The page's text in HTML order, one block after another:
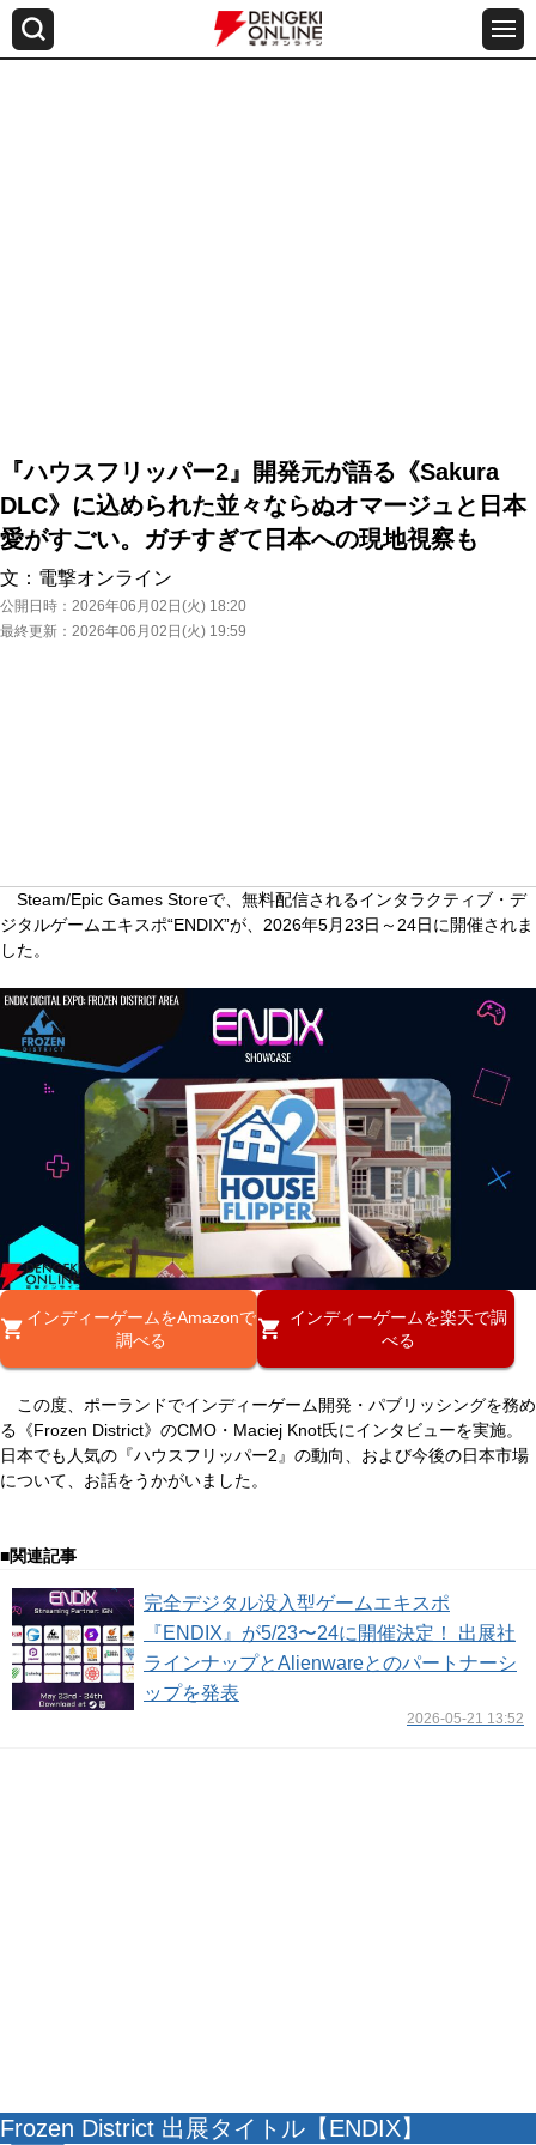
『ハウスフリッパー2』開発元が語る《Sakura
DLC》に込められた並々ならぬオマージュと日本
愛がすごい。ガチすぎて日本への現地視察も
文： 電撃オンライン
公開日時： 2026年06月02日(火) 18:20
最終更新： 2026年06月02日(火) 19:59
Steam/Epic Games Storeで、無料配信されるインタラクティブ・デ
ジタルゲームエキスポ“ENDIX”が、2026年5月23日～24日に開催されま
した。
インディーゲームをAmazonで
調べる
インディーゲームを楽天で調
べる
この度、ポーランドでインディーゲーム開発・パブリッシングを務め
る《Frozen District》のCMO・Maciej Knot氏にインタビューを実施。
日本でも人気の『ハウスフリッパー2』の動向、および今後の日本市場
について、お話をうかがいました。
■関連記事
完全デジタル没入型ゲームエキスポ
『ENDIX』が5/23〜24に開催決定！ 出展社
ラインナップとAlienwareとのパートナーシ
ップを発表
2026-05-21 13:52
Frozen District 出展タイトル【ENDIX】